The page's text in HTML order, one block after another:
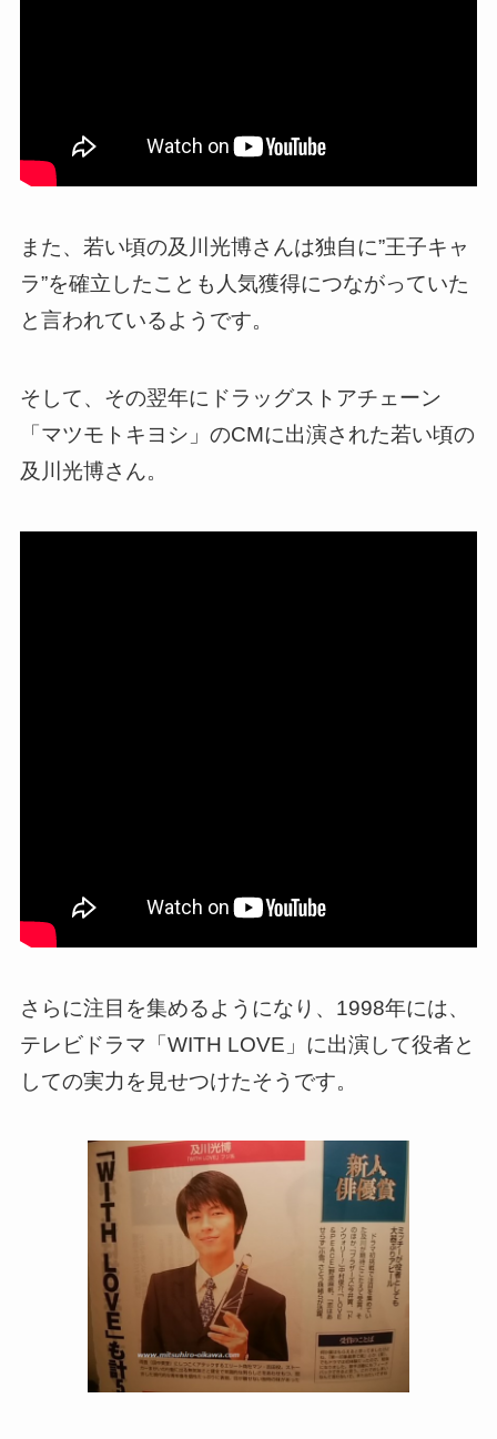
また、若い頃の及川光博さんは独自に”王子キャ
ラ”を確立したことも人気獲得につながっていた
と言われているようです。
そして、その翌年にドラッグストアチェーン
「マツモトキヨシ」のCMに出演された若い頃の
及川光博さん。
さらに注目を集めるようになり、1998年には、
テレビドラマ「WITH LOVE」に出演して役者と
しての実力を見せつけたそうです。